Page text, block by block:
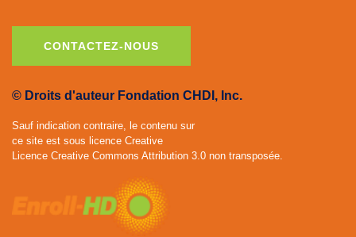
CONTACTEZ-NOUS
© Droits d'auteur Fondation CHDI, Inc.
Sauf indication contraire, le contenu sur
ce site est sous licence Creative
Licence Creative Commons Attribution 3.0 non transposée.